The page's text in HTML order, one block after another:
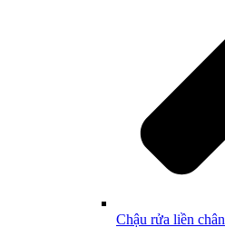
Chậu rửa liền chân